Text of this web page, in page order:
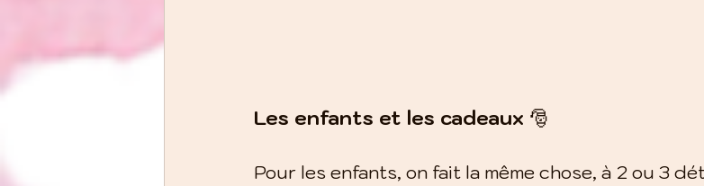
Les enfants et les cadeaux 🎅
Pour les enfants, on fait la même chose, à 2 ou 3